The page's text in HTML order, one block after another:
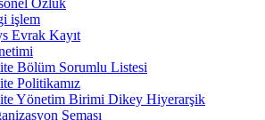
işlem
Evrak Kayıt
Bölüm Sorumlu Listesi
Politikamız
Yönetim Birimi Dikey Hiyerarşik
Şeması